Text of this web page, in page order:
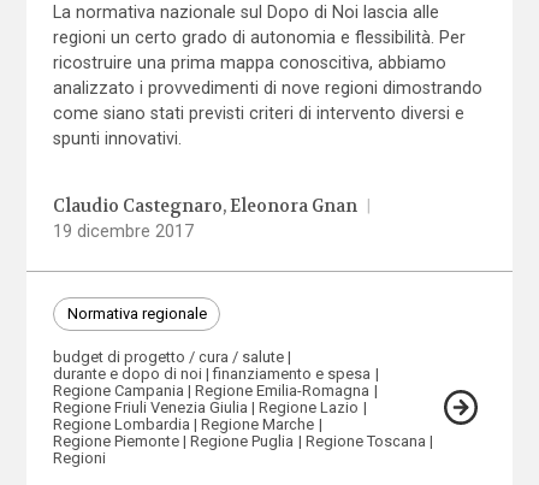
La normativa nazionale sul Dopo di Noi lascia alle
regioni un certo grado di autonomia e flessibilità. Per
ricostruire una prima mappa conoscitiva, abbiamo
analizzato i provvedimenti di nove regioni dimostrando
come siano stati previsti criteri di intervento diversi e
spunti innovativi.
Claudio Castegnaro Eleonora Gnan
19 dicembre 2017
Normativa regionale
budget di progetto / cura / salute
durante e dopo di noi
finanziamento e spesa
Regione Campania
Regione Emilia-Romagna
Regione Friuli Venezia Giulia
Regione Lazio
Regione Lombardia
Regione Marche
Regione Piemonte
Regione Puglia
Regione Toscana
Regioni